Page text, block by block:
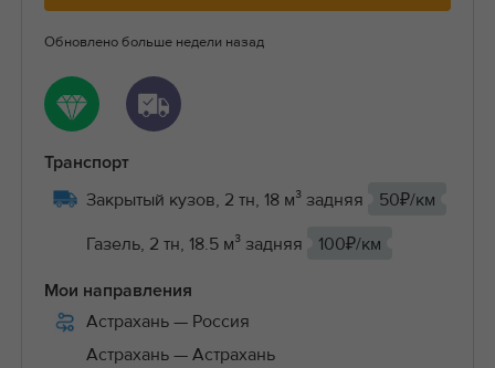
Обновлено больше недели назад
Транспорт
Закрытый кузов, 2 тн, 18 м³ задняя
50₽/км
Газель, 2 тн, 18.5 м³ задняя
100₽/км
Мои направления
Астрахань — Россия
Астрахань — Астрахань